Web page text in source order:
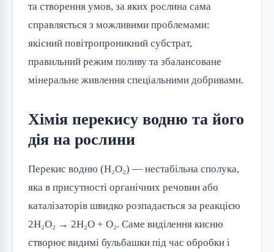
та створення умов, за яких рослина сама
справляється з можливими проблемами:
якісний повітропроникний субстрат,
правильний режим поливу та збалансоване
мінеральне живлення спеціальними добривами.
Хімія перекису водню та його
дія на рослини
Перекис водню (H₂O₂) — нестабільна сполука,
яка в присутності органічних речовин або
каталізаторів швидко розпадається за реакцією
2H₂O₂ → 2H₂O + O₂. Саме виділення кисню
створює видимі бульбашки під час обробки і